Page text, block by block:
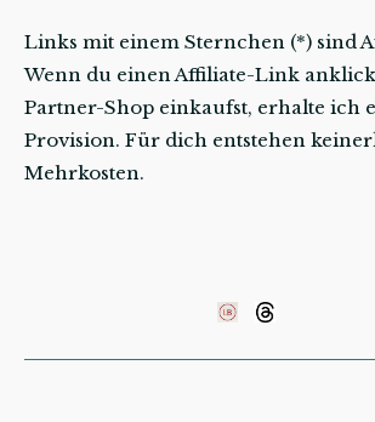
Links mit einem Sternchen (*) sind
Wenn du einen Affiliate-Link
Partner-Shop einkaufst, erhalte ich
Provision. Für dich entstehen
Mehrkosten.